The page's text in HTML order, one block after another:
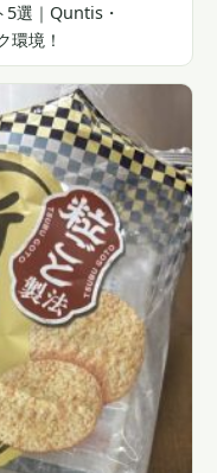
5選｜Quntis・
境！